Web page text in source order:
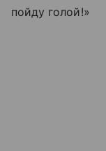
пойду голой!»